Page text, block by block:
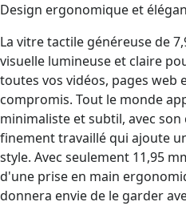
Design ergonomique et
La vitre tactile généreuse de
visuelle lumineuse et claire
toutes vos vidéos, pages web
compromis. Tout le monde
minimaliste et subtil, avec
finement travaillé qui ajoute
style. Avec seulement 11,95
d'une prise en main
donnera envie de le garder